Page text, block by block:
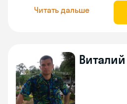
Читать дальше
Виталий